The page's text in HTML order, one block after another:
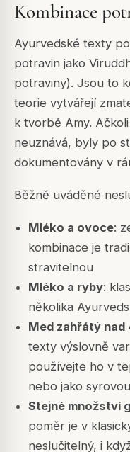
Kombinace
Ayurvedské texty
potravin jako
potraviny). Jsou to
teorie vytvářejí
k tvorbě Amy.
neuznává, byly po
dokumentovány v
Běžně uváděné
Mléko a ovoce:
kombinace je
stravitelnou
Mléko a ryby:
několika
Med zahřátý nad
texty výslovně
používejte ho v
nebo jako
Stejné množství
poměr je v
neslučitelný, i